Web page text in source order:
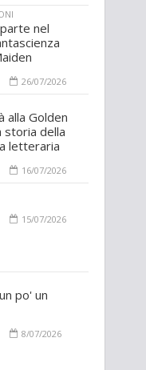
nel
26/07/2026
alla Golden
storia della
letteraria
16/07/2026
15/07/2026
po' un
8/07/2026